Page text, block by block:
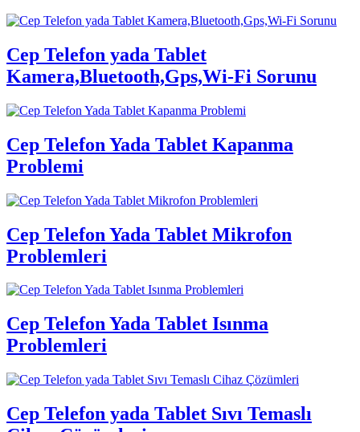
Cep Telefon yada Tablet
Kamera,Bluetooth,Gps,Wi-Fi Sorunu
Cep Telefon Yada Tablet Kapanma
Problemi
Cep Telefon Yada Tablet Mikrofon
Problemleri
Cep Telefon Yada Tablet Isınma
Problemleri
Cep Telefon yada Tablet Sıvı Temaslı